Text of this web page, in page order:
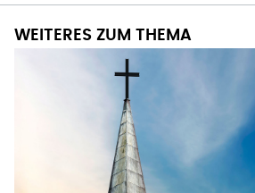
WEITERES ZUM THEMA